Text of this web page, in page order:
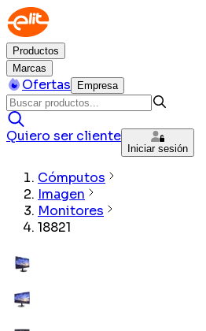
Productos
Marcas
Ofertas Empresa
Quiero ser cliente
Iniciar sesión
Cómputos
Imagen
Monitores
18821